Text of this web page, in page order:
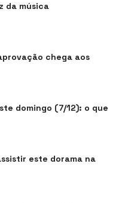
da música
chega aos
domingo (7/12): o que
este dorama na